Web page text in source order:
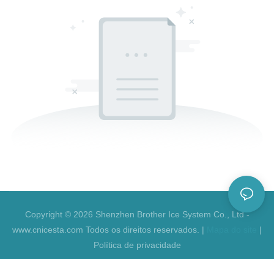
Copyright © 2026 Shenzhen Brother Ice System Co., Ltd -
www.cnicesta.com Todos os direitos reservados. |
|
Política de privacidade